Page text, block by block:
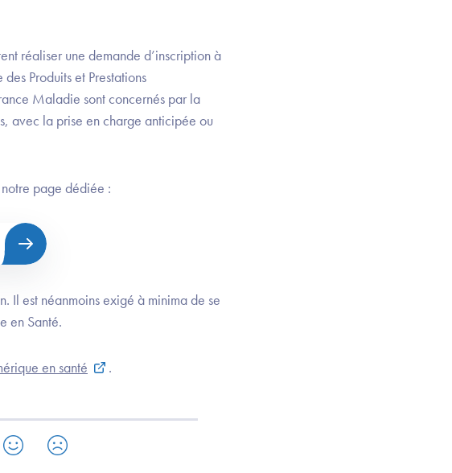
réaliser une demande d’inscription à
Produits et Prestations
Maladie sont concernés par la
avec la prise en charge anticipée ou
page dédiée :
Il est néanmoins exigé à minima de se
en Santé.
en santé .